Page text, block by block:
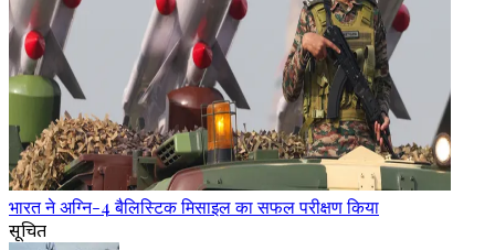
भारत ने अग्नि-4 बैलिस्टिक मिसाइल का सफल परीक्षण किया
सूचित